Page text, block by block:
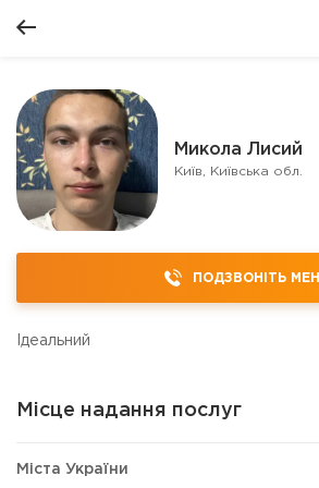
Микола Лисий
Київ, Київська обл.
ПОДЗВОНІТЬ МЕНІ
Ідеальний
Місце надання послуг
Міста України